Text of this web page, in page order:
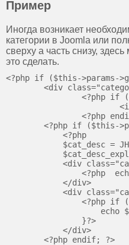
Пример
Иногда возникает
категории в Joomla или
сверху а часть снизу,
это сделать.
<?php if ($this->params-
<?php if ($this-
            <?php
$cat_desc =
<div
<?php
            </div>
<div
<?php if
echo
                }?>
            </div>
        <?php endif; ?>